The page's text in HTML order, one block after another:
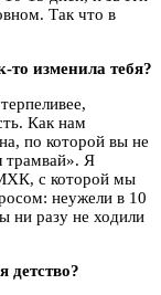
Так что в
изменила тебя?
Как нам
по которой вы не
трамвай». Я
с которой мы
неужели в 10
ни разу не ходили
детство?